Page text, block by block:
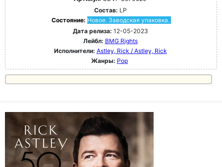
Состав: LP
Состояние: Новое. Заводская упаковка.
Дата релиза: 12-05-2023
Лейбл: BMG Rights
Исполнители: Astley, Rick / Astley, Rick
Жанры: Pop